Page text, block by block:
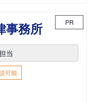
事務所 PR
当
可能